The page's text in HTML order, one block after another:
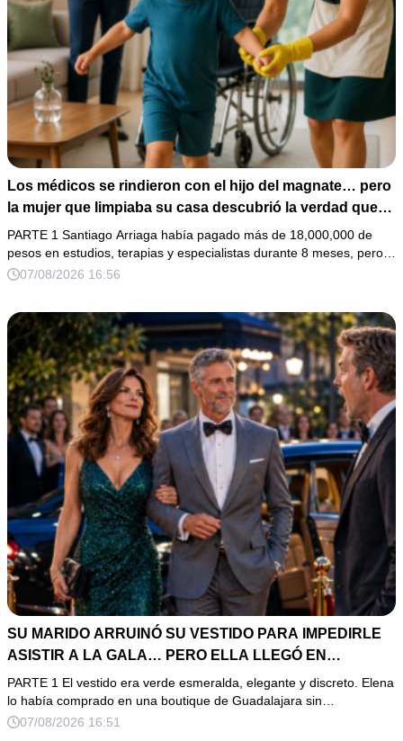
Los médicos se rindieron con el hijo del magnate… pero
la mujer que limpiaba su casa descubrió la verdad que
nadie quiso escuchar.
PARTE 1 Santiago Arriaga había pagado más de 18,000,000 de
pesos en estudios, terapias y especialistas durante 8 meses, pero…
07/08/2026 16:56
SU MARIDO ARRUINÓ SU VESTIDO PARA IMPEDIRLE
ASISTIR A LA GALA… PERO ELLA LLEGÓ EN
LIMUSINA COMO INVITADA DE HONOR DEL DUEÑO DE
LA EMPRESA
PARTE 1 El vestido era verde esmeralda, elegante y discreto. Elena
lo había comprado en una boutique de Guadalajara sin…
07/08/2026 16:51